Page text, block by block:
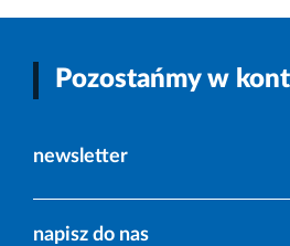
Pozostańmy w
newsletter
napisz do nas